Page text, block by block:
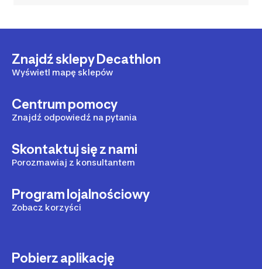
Znajdź sklepy Decathlon
Wyświetl mapę sklepów
Centrum pomocy
Znajdź odpowiedź na pytania
Skontaktuj się z nami
Porozmawiaj z konsultantem
Program lojalnościowy
Zobacz korzyści
Pobierz aplikację